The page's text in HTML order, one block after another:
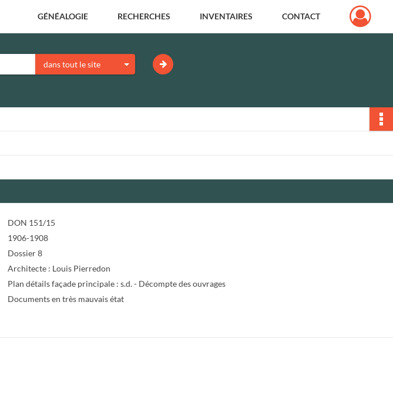
GÉNÉALOGIE RECHERCHES INVENTAIRES CONTACT
dans tout le site
DON 151/15
1906-1908
Dossier 8
Architecte : Louis Pierredon
Plan détails façade principale : s.d. - Décompte des ouvrages
Documents en très mauvais état